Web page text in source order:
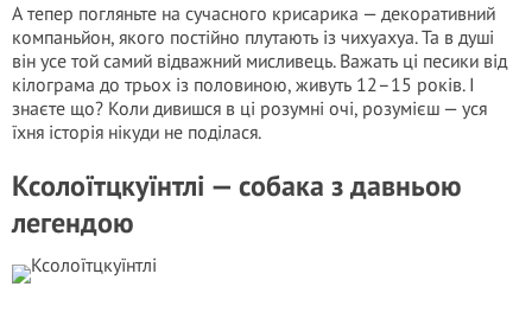
А тепер погляньте на сучасного криcарика — декоративний
компаньйон, якого постійно плутають із чихуахуа. Та в душі
він усе той самий відважний мисливець. Важать ці песики від
кілограма до трьох із половиною, живуть 12–15 років. І
знаєте що? Коли дивишся в ці розумні очі, розумієш — уся
їхня історія нікуди не поділася.
Ксолоїтцкуїнтлі — собака з давньою
легендою